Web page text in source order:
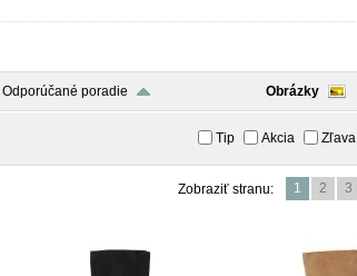
Odporúčané poradie Obrázky
Tip Akcia Zľava
Zobraziť stranu: 1 2 3